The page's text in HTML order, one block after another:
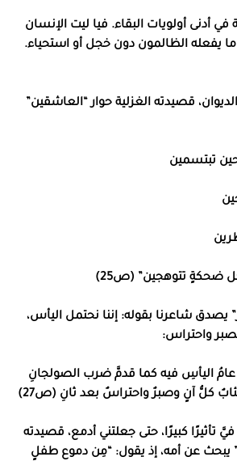
أدنى أولويات البقاء. فيا ليت الإنسان
يفعله الظالمون دون خجل أو استحياء.
قصيدته الغزلية حوار “العاشقين”
تبتسمين
ضحكةٍ تتوهجين” (ص25)
يصدق شاعرنا بقوله: إننا نحتمل اليأس،
واحتراس:
عامُ اليأسِ فيه كما قدمَّ ضرب الصولجانِ
كلُّ آنٍ وصبرٌ واحتراسٌ بعد ثانِ (ص27)
تأثيرًا كبيرًا، حتى جعلتني أدمع، قصيدته
عن أمه، إذ يقول: “مِن دموع طفلٍ